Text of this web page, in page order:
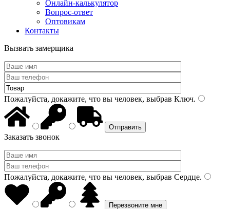
Онлайн-калькулятор
Вопрос-ответ
Оптовикам
Контакты
Вызвать замерщика
Пожалуйста, докажите, что вы человек, выбрав Ключ.
Заказать звонок
Пожалуйста, докажите, что вы человек, выбрав Сердце.